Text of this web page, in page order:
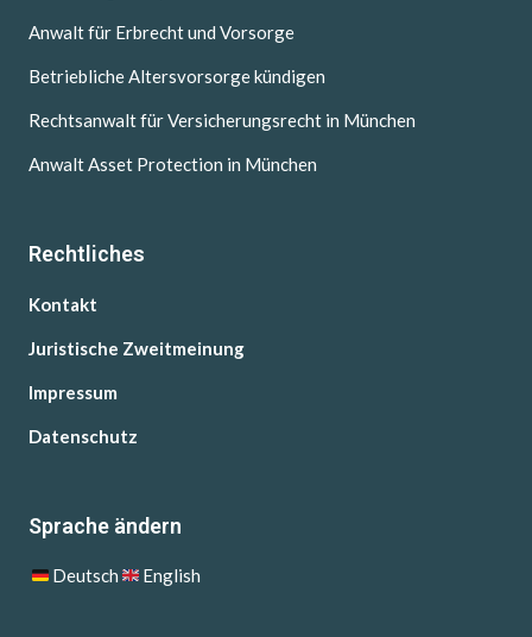
Anwalt für Erbrecht und Vorsorge
Betriebliche Altersvorsorge kündigen
Rechtsanwalt für Versicherungsrecht in München
Anwalt Asset Protection in München
Rechtliches
Kontakt
Juristische Zweitmeinung
Impressum
Datenschutz
Sprache ändern
Deutsch English